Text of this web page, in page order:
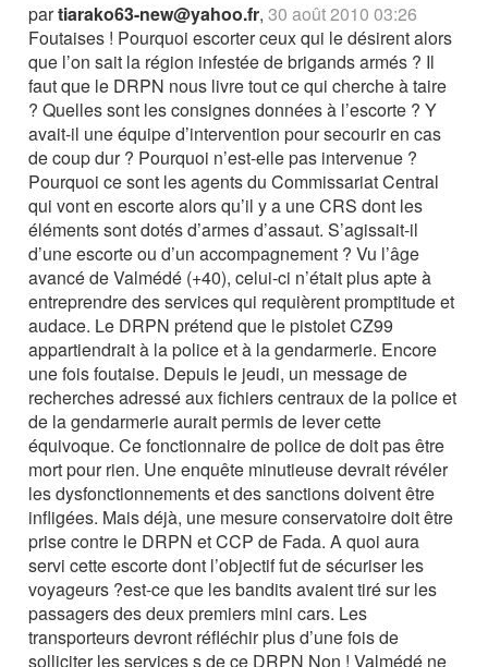
partiarako63-new@yahoo.fr,30 août 2010 03:26
Foutaises ! Pourquoi escorter ceux qui le désirent alors
que l’on sait la région infestée de brigands armés ? Il
faut que le DRPN nous livre tout ce qui cherche à taire
? Quelles sont les consignes données à l’escorte ? Y
avait-il une équipe d’intervention pour secourir en cas
de coup dur ? Pourquoi n’est-elle pas intervenue ?
Pourquoi ce sont les agents du Commissariat Central
qui vont en escorte alors qu’il y a une CRS dont les
éléments sont dotés d’armes d’assaut. S’agissait-il
d’une escorte ou d’un accompagnement ? Vu l’âge
avancé de Valmédé (+40), celui-ci n’était plus apte à
entreprendre des services qui requièrent promptitude et
audace. Le DRPN prétend que le pistolet CZ99
appartiendrait à la police et à la gendarmerie. Encore
une fois foutaise. Depuis le jeudi, un message de
recherches adressé aux fichiers centraux de la police et
de la gendarmerie aurait permis de lever cette
équivoque. Ce fonctionnaire de police de doit pas être
mort pour rien. Une enquête minutieuse devrait révéler
les dysfonctionnements et des sanctions doivent être
infligées. Mais déjà, une mesure conservatoire doit être
prise contre le DRPN et CCP de Fada. A quoi aura
servi cette escorte dont l’objectif fut de sécuriser les
voyageurs ?est-ce que les bandits avaient tiré sur les
passagers des deux premiers mini cars. Les
transporteurs devront réfléchir plus d’une fois de
solliciter les services s de ce DRPN Non ! Valmédé ne